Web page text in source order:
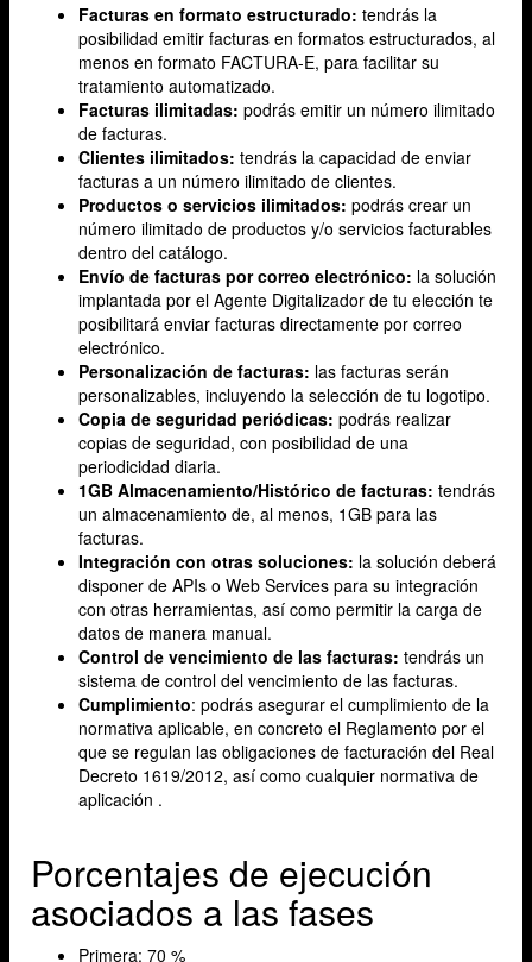
Facturas en formato estructurado: tendrás la
posibilidad emitir facturas en formatos estructurados, al
menos en formato FACTURA-E, para facilitar su
tratamiento automatizado.
Facturas ilimitadas: podrás emitir un número ilimitado
de facturas.
Clientes ilimitados: tendrás la capacidad de enviar
facturas a un número ilimitado de clientes.
Productos o servicios ilimitados: podrás crear un
número ilimitado de productos y/o servicios facturables
dentro del catálogo.
Envío de facturas por correo electrónico: la solución
implantada por el Agente Digitalizador de tu elección te
posibilitará enviar facturas directamente por correo
electrónico.
Personalización de facturas: las facturas serán
personalizables, incluyendo la selección de tu logotipo.
Copia de seguridad periódicas: podrás realizar
copias de seguridad, con posibilidad de una
periodicidad diaria.
1GB Almacenamiento/Histórico de facturas: tendrás
un almacenamiento de, al menos, 1GB para las
facturas.
Integración con otras soluciones: la solución deberá
disponer de APIs o Web Services para su integración
con otras herramientas, así como permitir la carga de
datos de manera manual.
Control de vencimiento de las facturas: tendrás un
sistema de control del vencimiento de las facturas.
Cumplimiento: podrás asegurar el cumplimiento de la
normativa aplicable, en concreto el Reglamento por el
que se regulan las obligaciones de facturación del Real
Decreto 1619/2012, así como cualquier normativa de
aplicación .
Porcentajes de ejecución
asociados a las fases
Primera: 70 %